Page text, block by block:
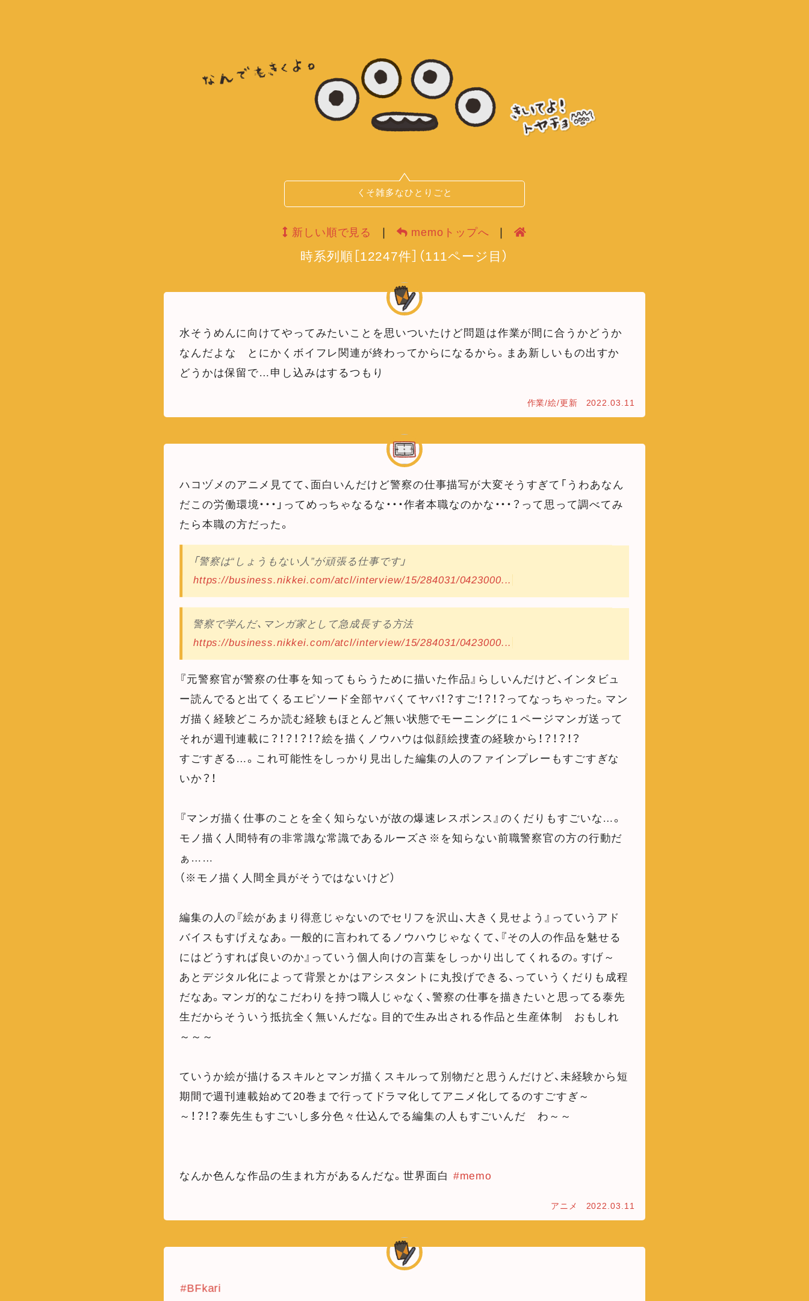
くそ雑多なひとりごと
新しい順で見る ❘ memoトップへ ❘
時系列順 12247件］ （111ページ目）
水そうめんに向けてやってみたいことを思いついたけど問題は作業が間に合うかどうか
なんだよな とにかくボイフレ関連が終わってからになるから。まあ新しいもの出すか
どうかは保留で…申し込みはするつもり
作業/絵/更新 2022.03.11
ハコヅメのアニメ見てて、面白いんだけど警察の仕事描写が大変そうすぎて「うわあなん
だこの労働環境・・・」ってめっちゃなるな・・・作者本職なのかな・・・？って思って調べてみ
たら本職の方だった。
「警察は“しょうもない人”が頑張る仕事です」
https://business.nikkei.com/atcl/interview/15/284031/0423000...
警察で学んだ、マンガ家として急成長する方法
https://business.nikkei.com/atcl/interview/15/284031/0423000...
『元警察官が警察の仕事を知ってもらうために描いた作品』らしいんだけど、インタビュ
ー読んでると出てくるエピソード全部ヤバくてヤバ！？すご！？！？ってなっちゃった。マン
ガ描く経験どころか読む経験もほとんど無い状態でモーニングに１ページマンガ送って
それが週刊連載に？！？！？！？絵を描くノウハウは似顔絵捜査の経験から！？！？！？
すごすぎる…。これ可能性をしっかり見出した編集の人のファインプレーもすごすぎな
いか？！
『マンガ描く仕事のことを全く知らないが故の爆速レスポンス』のくだりもすごいな…。
モノ描く人間特有の非常識な常識であるルーズさ※を知らない前職警察官の方の行動だ
ぁ……
（※モノ描く人間全員がそうではないけど）
編集の人の『絵があまり得意じゃないのでセリフを沢山、大きく見せよう』っていうアド
バイスもすげえなあ。一般的に言われてるノウハウじゃなくて、『その人の作品を魅せる
にはどうすれば良いのか』っていう個人向けの言葉をしっかり出してくれるの。すげ～
あとデジタル化によって背景とかはアシスタントに丸投げできる、っていうくだりも成程
だなあ。マンガ的なこだわりを持つ職人じゃなく、警察の仕事を描きたいと思ってる泰先
生だからそういう抵抗全く無いんだな。目的で生み出される作品と生産体制 おもしれ
～～～
ていうか絵が描けるスキルとマンガ描くスキルって別物だと思うんだけど、未経験から短
期間で週刊連載始めて20巻まで行ってドラマ化してアニメ化してるのすごすぎ～
～！？！？泰先生もすごいし多分色々仕込んでる編集の人もすごいんだ わ～～
なんか色んな作品の生まれ方があるんだな。世界面白 #memo
アニメ 2022.03.11
#BFkari